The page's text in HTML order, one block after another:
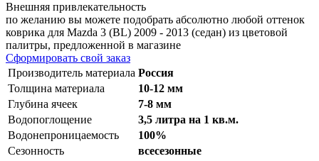
Внешняя привлекательность
по желанию вы можете подобрать абсолютно любой оттенок
коврика для Mazda 3 (BL) 2009 - 2013 (седан) из цветовой
палитры, предложенной в магазине
Сформировать свой заказ
Производитель материала Россия
Толщина материала
10-12 мм
Глубина ячеек
7-8 мм
Водопоглощение
3,5 литра на 1 кв.м.
Водонепроницаемость
100%
Сезонность
всесезонные